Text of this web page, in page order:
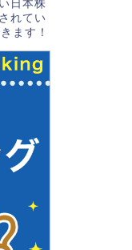
日本株
れてい
ます！